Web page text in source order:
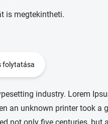
is megtekintheti.
folytatása
industry. Lorem
an unknown printer took a